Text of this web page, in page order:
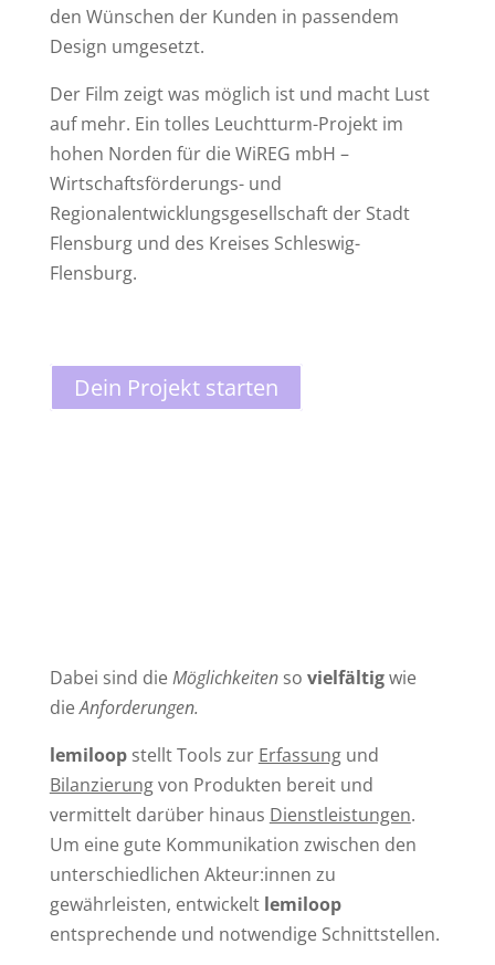
den Wünschen der Kunden in passendem
Design umgesetzt.
Der Film zeigt was möglich ist und macht Lust
auf mehr. Ein tolles Leuchtturm-Projekt im
hohen Norden für die WiREG mbH –
Wirtschaftsförderungs- und
Regionalentwicklungsgesellschaft der Stadt
Flensburg und des Kreises Schleswig-
Flensburg.
Dein Projekt starten
Dabei sind dieMöglichkeitenso vielfältigwie
dieAnforderungen.
lemiloopstellt Tools zur Erfassungund
Bilanzierungvon Produkten bereit und
vermittelt darüber hinaus Dienstleistungen.
Um eine gute Kommunikation zwischen den
unterschiedlichen Akteur:innen zu
gewährleisten, entwickelt lemiloop
entsprechende und notwendige Schnittstellen.